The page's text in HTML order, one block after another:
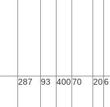
287 93 40070 206